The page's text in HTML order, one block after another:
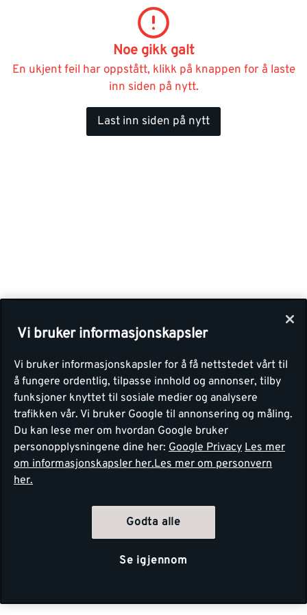
Noe gikk galt
En ukjent feil har oppstått, klikk på knappen for å laste
inn siden på nytt.
Last inn siden på nytt
Vi bruker informasjonskapsler
Vi bruker informasjonskapsler for å få nettstedet vårt til
å fungere ordentlig, tilpasse innhold og annonser, tilby
funksjoner knyttet til sosiale medier og analysere
trafikken vår. Vi bruker Google til annonsering og måling.
Du kan lese mer om hvordan Google bruker
personopplysningene dine her: Google Privacy Les mer
om informasjonskapsler her.Les mer om personvern
her.
Godta alle
Se igjennom